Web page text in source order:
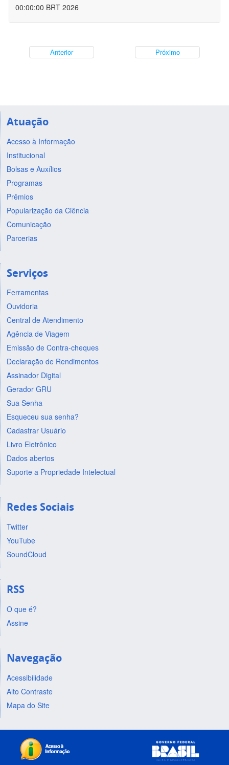
00:00:00 BRT 2026
Anterior Próximo
Atuação
Acesso à Informação
Institucional
Bolsas e Auxílios
Programas
Prêmios
Popularização da Ciência
Comunicação
Parcerias
Serviços
Ferramentas
Ouvidoria
Central de Atendimento
Agência de Viagem
Emissão de Contra-cheques
Declaração de Rendimentos
Assinador Digital
Gerador GRU
Sua Senha
Esqueceu sua senha?
Cadastrar Usuário
Livro Eletrônico
Dados abertos
Suporte a Propriedade Intelectual
Redes Sociais
Twitter
YouTube
SoundCloud
RSS
O que é?
Assine
Navegação
Acessibilidade
Alto Contraste
Mapa do Site